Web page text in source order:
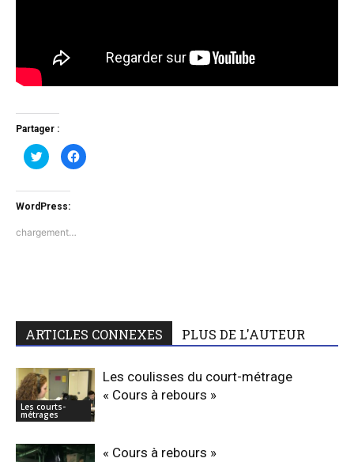
Partager :
Cliquez
pour
partager
Twitter(ouvre
dans
une
fenêtre)
Cliquez
pour
WordPress:
chargement…
ARTICLES CONNEXES PLUS DE L'AUTEUR
Les courts-
métrages
Les coulisses du court-métrage
« Cours à rebours »
« Cours à rebours »